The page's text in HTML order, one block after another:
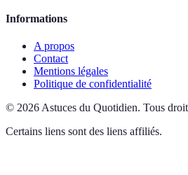
Informations
A propos
Contact
Mentions légales
Politique de confidentialité
© 2026Astuces du Quotidien. Tous
Certains liens sont des liens affiliés.